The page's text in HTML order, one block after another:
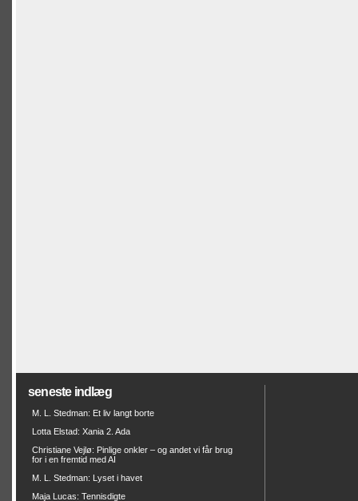
seneste indlæg
M. L. Stedman: Et liv langt borte
Lotta Elstad: Xania 2. Ada
Christiane Vejlø: Pinlige onkler – og andet vi får brug
for i en fremtid med AI
M. L. Stedman: Lyset i havet
Maja Lucas: Tennisdigte